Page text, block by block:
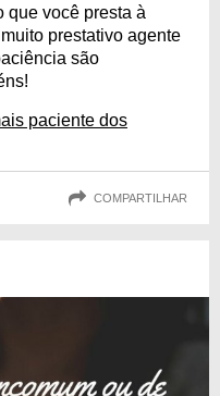
que você presta à
prestativo agente
são
paciente dos
COMPARTILHAR